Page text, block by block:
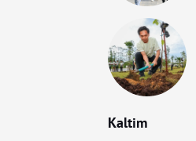
Kaltim